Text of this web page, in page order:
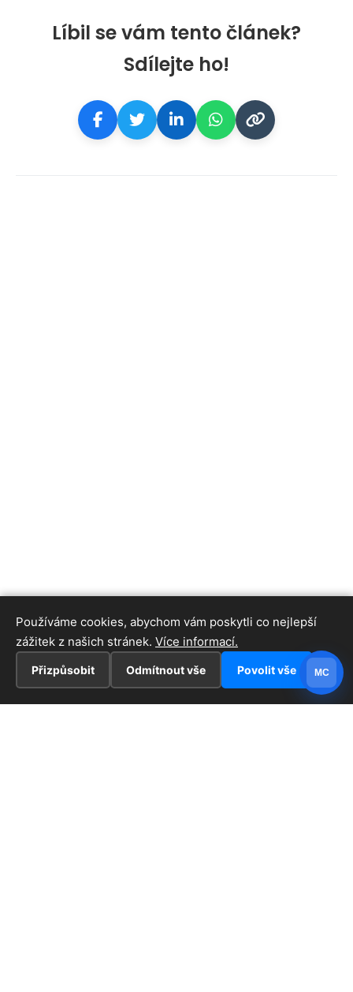
Líbil se vám tento článek?
Sdílejte ho!
Používáme cookies, abychom vám poskytli co nejlepší
zážitek z našich stránek. Více informací.
Přizpůsobit Odmítnout vše Povolit vše MC